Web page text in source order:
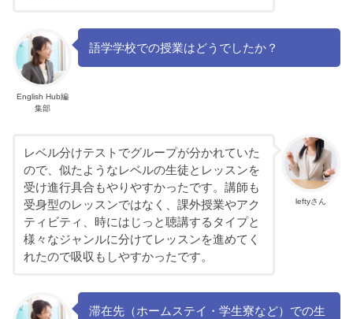
English Hub編
集部
語学学校での授業はどうでしたか？
leftyさん
レベル分けテストでグループが分かれていた
ので、似たようなレベルの生徒とレッスンを
受け進行具合もやりやすかったです。講師も
受身型のレッスンではなく、課外授業やアク
ティビティ、時にはじっと聴講するタイプと
様々なジャンルに分けてレッスンを進めてく
れたので吸収もしやすかったです。
滞在先（ホームステイ・学生寮など）での生